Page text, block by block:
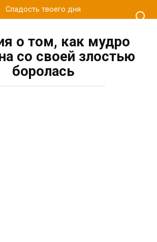
Сладость твоего дня
о том, как мудро
со своей злостью
боролась